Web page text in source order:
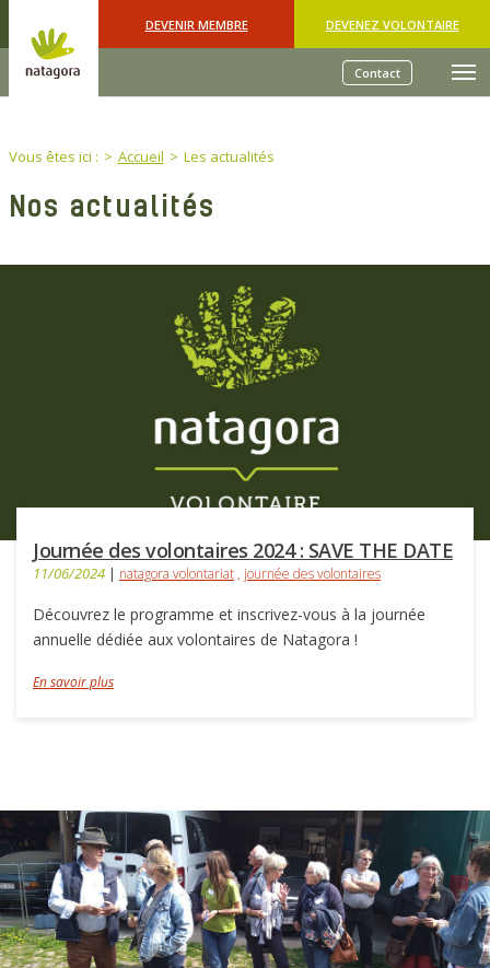
DEVENIR MEMBRE DEVENEZ VOLONTAIRE
Contact
You are here:
Vous êtes ici : Accueil Les actualités
Nos actualités
Journée des volontaires 2024 : SAVE THE DATE
11/06/2024 | natagora volontariat , journée des volontaires
Découvrez le programme et inscrivez-vous à la journée
annuelle dédiée aux volontaires de Natagora !
En savoir plus